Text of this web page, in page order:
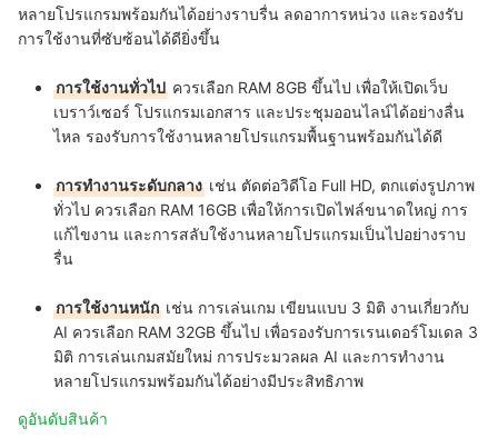
หลายโปรแกรมพร้อมกันได้อย่างราบรื่น ลดอาการหน่วง และรองรับ
การใช้งานที่ซับซ้อนได้ดียิ่งขึ้น
การใช้งานทั่วไป ควรเลือก RAM 8GB ขึ้นไป เพื่อให้เปิดเว็บ
เบราว์เซอร์ โปรแกรมเอกสาร และประชุมออนไลน์ได้อย่างลื่น
ไหล รองรับการใช้งานหลายโปรแกรมพื้นฐานพร้อมกันได้ดี
การทำงานระดับกลาง เช่น ตัดต่อวิดีโอ Full HD, ตกแต่งรูปภาพ
ทั่วไป ควรเลือก RAM 16GB เพื่อให้การเปิดไฟล์ขนาดใหญ่ การ
แก้ไขงาน และการสลับใช้งานหลายโปรแกรมเป็นไปอย่างราบ
รื่น
การใช้งานหนัก เช่น การเล่นเกม เขียนแบบ 3 มิติ งานเกี่ยวกับ
AI ควรเลือก RAM 32GB ขึ้นไป เพื่อรองรับการเรนเดอร์โมเดล 3
มิติ การเล่นเกมสมัยใหม่ การประมวลผล AI และการทำงาน
หลายโปรแกรมพร้อมกันได้อย่างมีประสิทธิภาพ
ดูอันดับสินค้า